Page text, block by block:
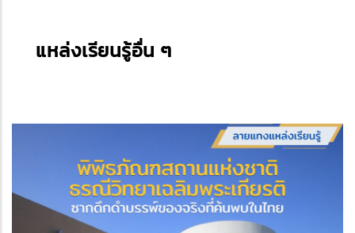
แหล่งเรียนรู้อื่น ๆ